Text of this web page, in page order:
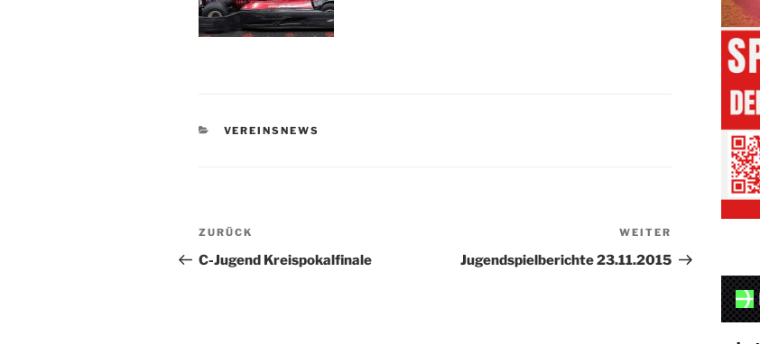
KATEGORIEN
VEREINSNEWS
Beitragsnavigation
Vorheriger
Beitrag
ZURÜCK
C-Jugend Kreispokalfinale
Beitrag
WEITER
Jugendspielberichte 23.11.2015